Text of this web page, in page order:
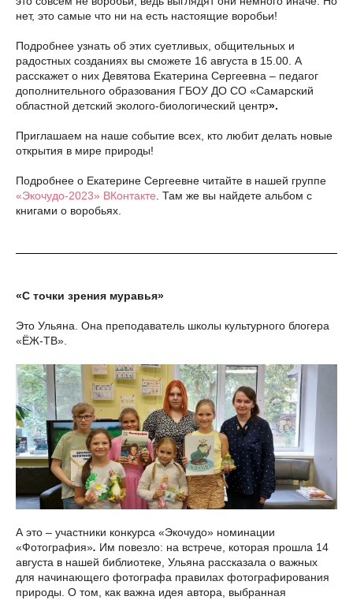
нет, это самые что ни на есть настоящие воробьи!
Подробнее узнать об этих суетливых, общительных и
радостных созданиях вы сможете 16 августа в 15.00. А
расскажет о них Девятова Екатерина Сергеевна – педагог
дополнительного образования ГБОУ ДО СО «Самарский
областной детский эколого-биологический центр».
Приглашаем на наше событие всех, кто любит делать новые
открытия в мире природы!
Подробнее о Екатерине Сергеевне читайте в нашей группе
«Экочудо-2023» ВКонтакте. Там же вы найдете альбом с
книгами о воробьях.
«С точки зрения муравья»
Это Ульяна. Она преподаватель школы культурного блогера
«ЁЖ-ТВ».
А это – участники конкурса «Экочудо» номинации
«Фотография». Им повезло: на встрече, которая прошла 14
августа в нашей библиотеке, Ульяна рассказала о важных
для начинающего фотографа правилах фотографирования
природы. О том, как важна идея автора, выбранная